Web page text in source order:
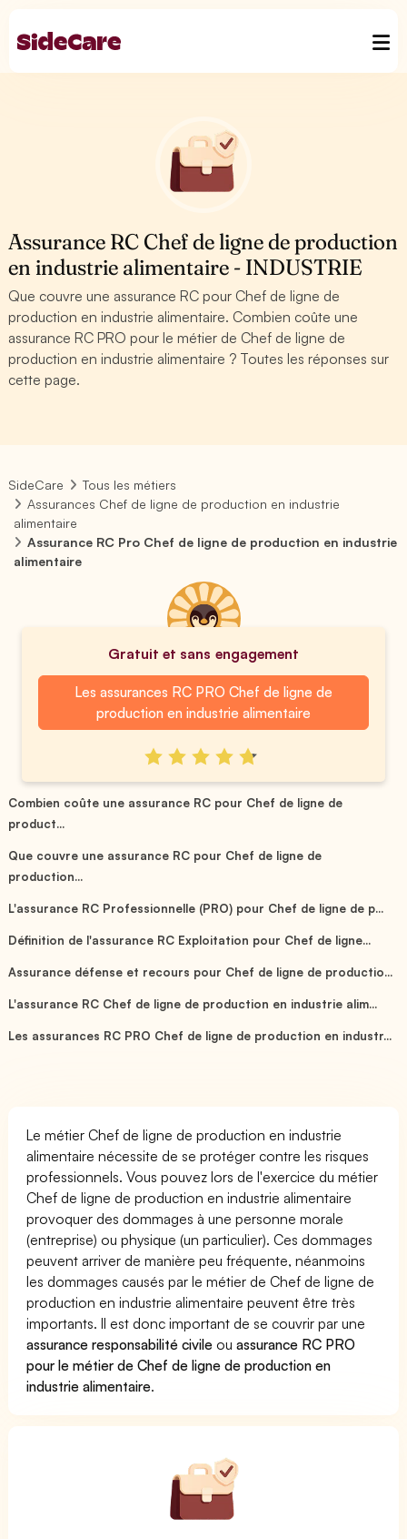
Assurance RC Chef de ligne de production
en industrie alimentaire - INDUSTRIE
Que couvre une assurance RC pour Chef de ligne de
production en industrie alimentaire. Combien coûte une
assurance RC PRO pour le métier de Chef de ligne de
production en industrie alimentaire ? Toutes les réponses sur
cette page.
SideCare
Tous les métiers
Assurances Chef de ligne de production en industrie
alimentaire
Assurance RC Pro Chef de ligne de production en industrie
alimentaire
Gratuit et sans engagement
Les assurances RC PRO Chef de ligne de
production en industrie alimentaire
Combien coûte une assurance RC pour Chef de ligne de
product...
Que couvre une assurance RC pour Chef de ligne de
production...
L'assurance RC Professionnelle (PRO) pour Chef de ligne de p...
Définition de l'assurance RC Exploitation pour Chef de ligne...
Assurance défense et recours pour Chef de ligne de productio...
L'assurance RC Chef de ligne de production en industrie alim...
Les assurances RC PRO Chef de ligne de production en industr...
Le métier Chef de ligne de production en industrie
alimentaire nécessite de se protéger contre les risques
professionnels. Vous pouvez lors de l'exercice du métier
Chef de ligne de production en industrie alimentaire
provoquer des dommages à une personne morale
(entreprise) ou physique (un particulier). Ces dommages
peuvent arriver de manière peu fréquente, néanmoins
les dommages causés par le métier de Chef de ligne de
production en industrie alimentaire peuvent être très
importants. Il est donc important de se couvrir par une
assurance responsabilité civile ouassurance RC PRO
pour le métier de Chef de ligne de production en
industrie alimentaire.